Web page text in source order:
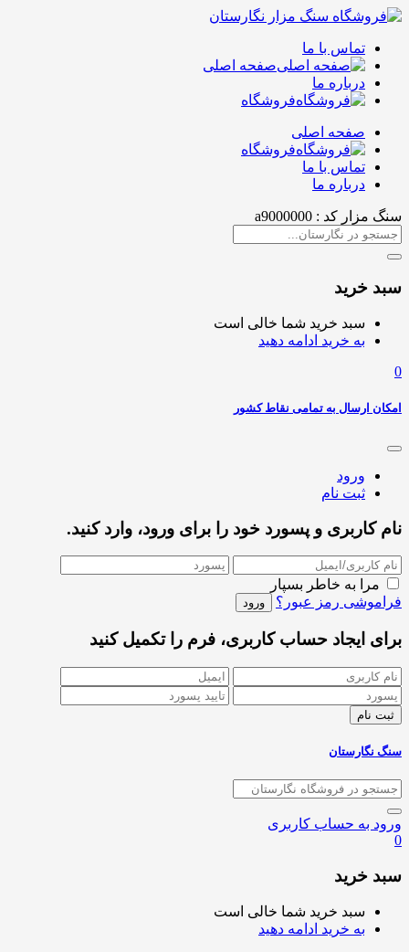
تماس با ما
صفحه اصلی
درباره ما
فروشگاه
صفحه اصلی
فروشگاه
تماس با ما
درباره ما
سنگ مزار کد : a9000000
سبد خرید
سبد خرید شما خالی است
به خرید ادامه دهید
0
امکان ارسال به تمامی نقاط کشور
ورود
ثبت نام
نام کاربری و پسورد خود را برای ورود، وارد کنید.
مرا به خاطر بسپار
فراموشی رمز عبور؟
برای ایجاد حساب کاربری، فرم را تکمیل کنید
سنگ نگارستان
ورود به حساب کاربری
0
سبد خرید
سبد خرید شما خالی است
به خرید ادامه دهید